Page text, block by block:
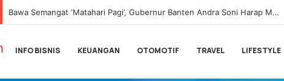
Buka Serang Fair 2026, Walikota Serang Budi Rustandi Tegaskan Komitmen Memberantas Miras dan Dorong UMKM
INFO BISNIS KEUANGAN OTOMOTIF TRAVEL LIFESTYLE